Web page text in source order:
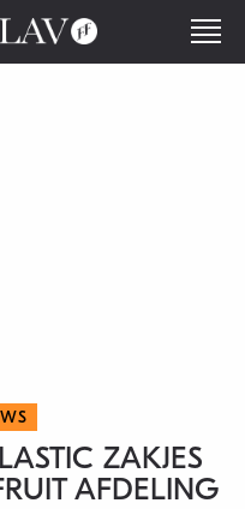
ZAKJES
AFDELING